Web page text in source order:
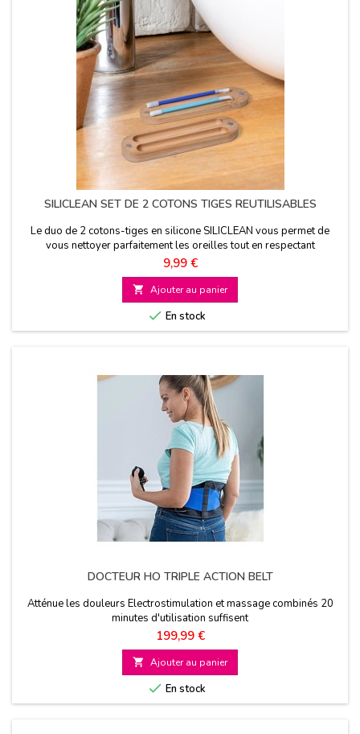
SILICLEAN SET DE 2 COTONS TIGES REUTILISABLES
Le duo de 2 cotons-tiges en silicone SILICLEAN vous permet de
vous nettoyer parfaitement les oreilles tout en respectant
l'environnement car ils sont réutilisables à l’infini
Prix
9,99 €
 Ajouter au panier
 En stock
DOCTEUR HO TRIPLE ACTION BELT
Atténue les douleurs Electrostimulation et massage combinés 20
minutes d'utilisation suffisent
Prix
199,99 €
 Ajouter au panier
 En stock